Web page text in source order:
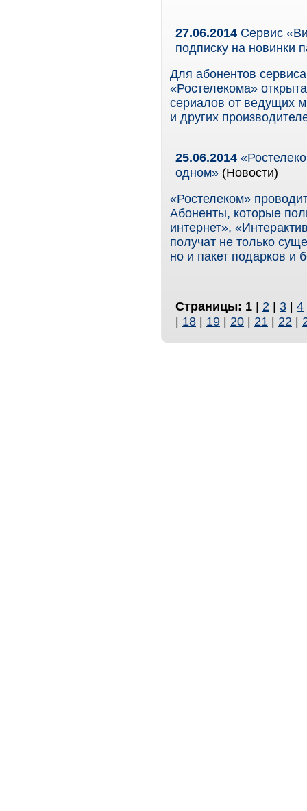
27.06.2014 Сервис
подписку на новинки
Для абонентов
«Ростелекома»
сериалов от ведущих
и других
25.06.2014
одном» (Новости)
«Ростелеком»
Абоненты, которые
интернет»,
получат не только
но и пакет подарков и
Страницы: 1 | 2 | 3 | 4
| 18 | 19 | 20 | 21 | 22 |